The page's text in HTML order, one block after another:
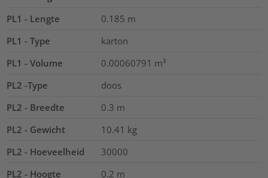
PL1 - Lengte
0.185 m
PL1 - Type
karton
PL1 - Volume
0.00060791 m³
PL2 -Type
doos
PL2 - Breedte
0.3 m
PL2 - Gewicht
10.41 kg
PL2 - Hoeveelheid
30000
PL2 - Hoogte
0.2 m